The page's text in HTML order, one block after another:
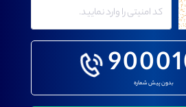
بدون پیش شماره